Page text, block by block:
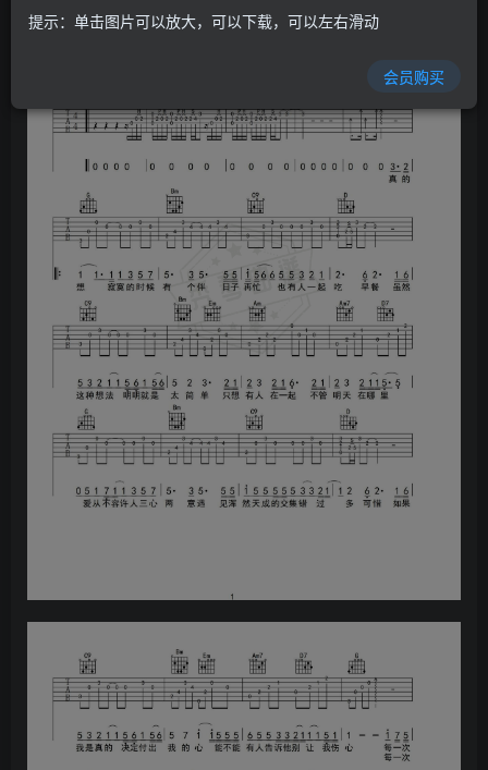
提示：单击图片可以放大，可以下载，可以左右滑动
会员购买